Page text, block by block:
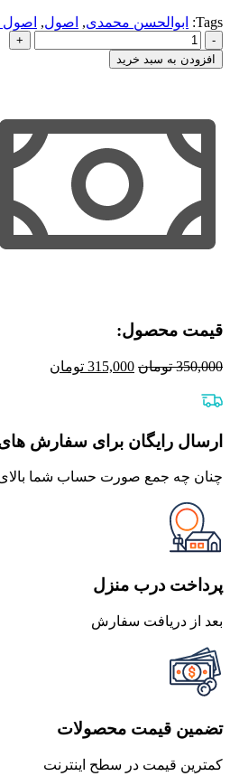
Tags: ابوالحسن محمدی, اصول, اصول
اصول
فقه
ابوالحسن
افزودن به سبد خرید
قیمت محصول:​
350,000 تومان قیمت
315,000 تومان
ارسال رایگان برای سفارش های بالای 3
چنان چه جمع صورت حساب شما بالای 3 میلیون تومان شود هزینه پست برای شما به صورت رایگان محاصبه خواهد
پرداخت درب منزل
بعد از دریافت سفارش
تضمین قیمت محصولات
کمترین قیمت در سطح اینترنت